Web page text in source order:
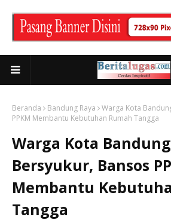
Beranda Bandung Raya
Warga Kota
PPKM Membantu Kebutuhan Rumah Tangga
Warga Kota Bandung
Bersyukur, Bansos
Membantu
Tangga